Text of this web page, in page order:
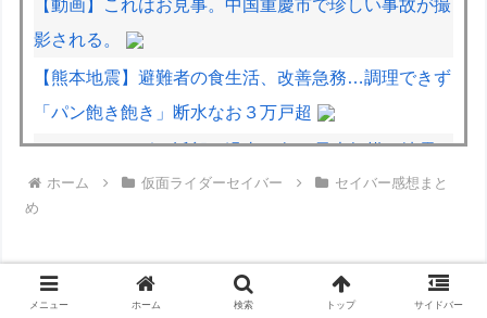
【動画】これはお見事。中国重慶市で珍しい事故が撮
影される。
【熊本地震】避難者の食生活、改善急務…調理できず
「パン飽き飽き」断水なお３万戸超
イタリア・ナポリ近郊で過去40年で最大規模の地震
「M4.7」の揺れを観測
熟練オペレーター不要な「迎撃ドローン」のテストを
完了…自らが目標を追尾する映像公開！
ホーム 仮面ライダーセイバー
セイバー感想まと
め
メニュー ホーム 検索 トップ サイドバー